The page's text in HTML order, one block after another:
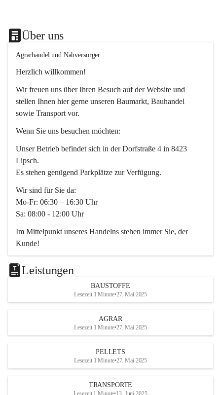
Über uns
Agrarhandel und Nahversorger
Herzlich willkommen!
Wir freuen uns über Ihren Besuch auf der Website und
stellen Ihnen hier gerne unseren Baumarkt, Bauhandel
sowie Transport vor.
Wenn Sie uns besuchen möchten:
Unser Betrieb befindet sich in der Dorfstraße 4 in 8423
Lipsch.
Es stehen genügend Parkplätze zur Verfügung.
Wir sind für Sie da:
Mo-Fr: 06:30 – 16:30 Uhr
Sa: 08:00 - 12:00 Uhr
Im Mittelpunkt unseres Handelns stehen immer Sie, der
Kunde!
Das Team ist freundlich, motiviert und bestens geschult in
den Bereichen
Beratung, Lager sowie Transport. Für alle Ihre Anliegen
finden wir eine individuelle Lösung.
office@mayer-lipsch.at
Leistungen
BAUSTOFFE
Lesezeit 1 Minute•27. Mai 2025
AGRAR
Lesezeit 1 Minute•27. Mai 2025
PELLETS
Lesezeit 1 Minute•27. Mai 2025
TRANSPORTE
Lesezeit 1 Minute•13. Juni 2025